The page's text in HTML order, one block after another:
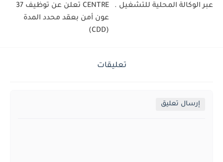
عبر الوكالة المحلية للتشغيل .
CENTRE تعلن عن توظيف 37
عون أمن بعقد محدد المدة
(CDD)
تعليقات
إرسال تعليق